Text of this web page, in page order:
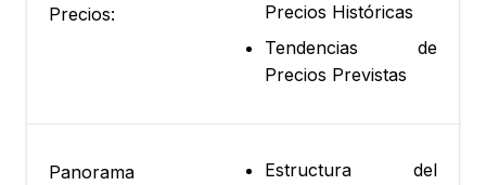
Precios:
Precios Históricas
Tendencias de
Precios Previstas
Panorama
Estructura del